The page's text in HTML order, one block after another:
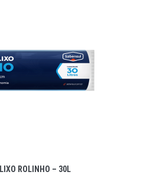
ROLINHO – 30L